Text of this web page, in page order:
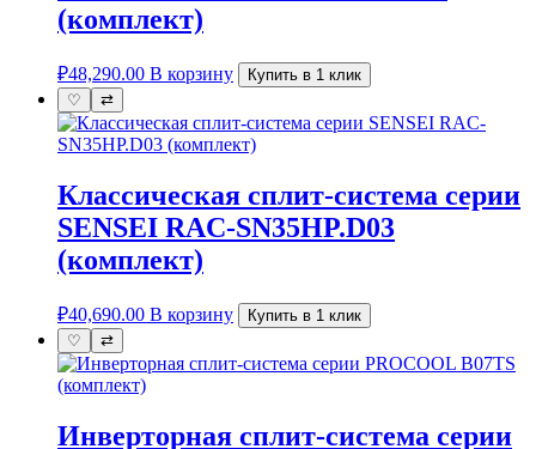
(комплект)
₽48,290.00 В корзину
Купить в 1 клик
♡
⇄
Классическая сплит-система серии
SENSEI RAC-SN35HP.D03
(комплект)
₽40,690.00 В корзину
Купить в 1 клик
♡
⇄
Инверторная сплит-система серии